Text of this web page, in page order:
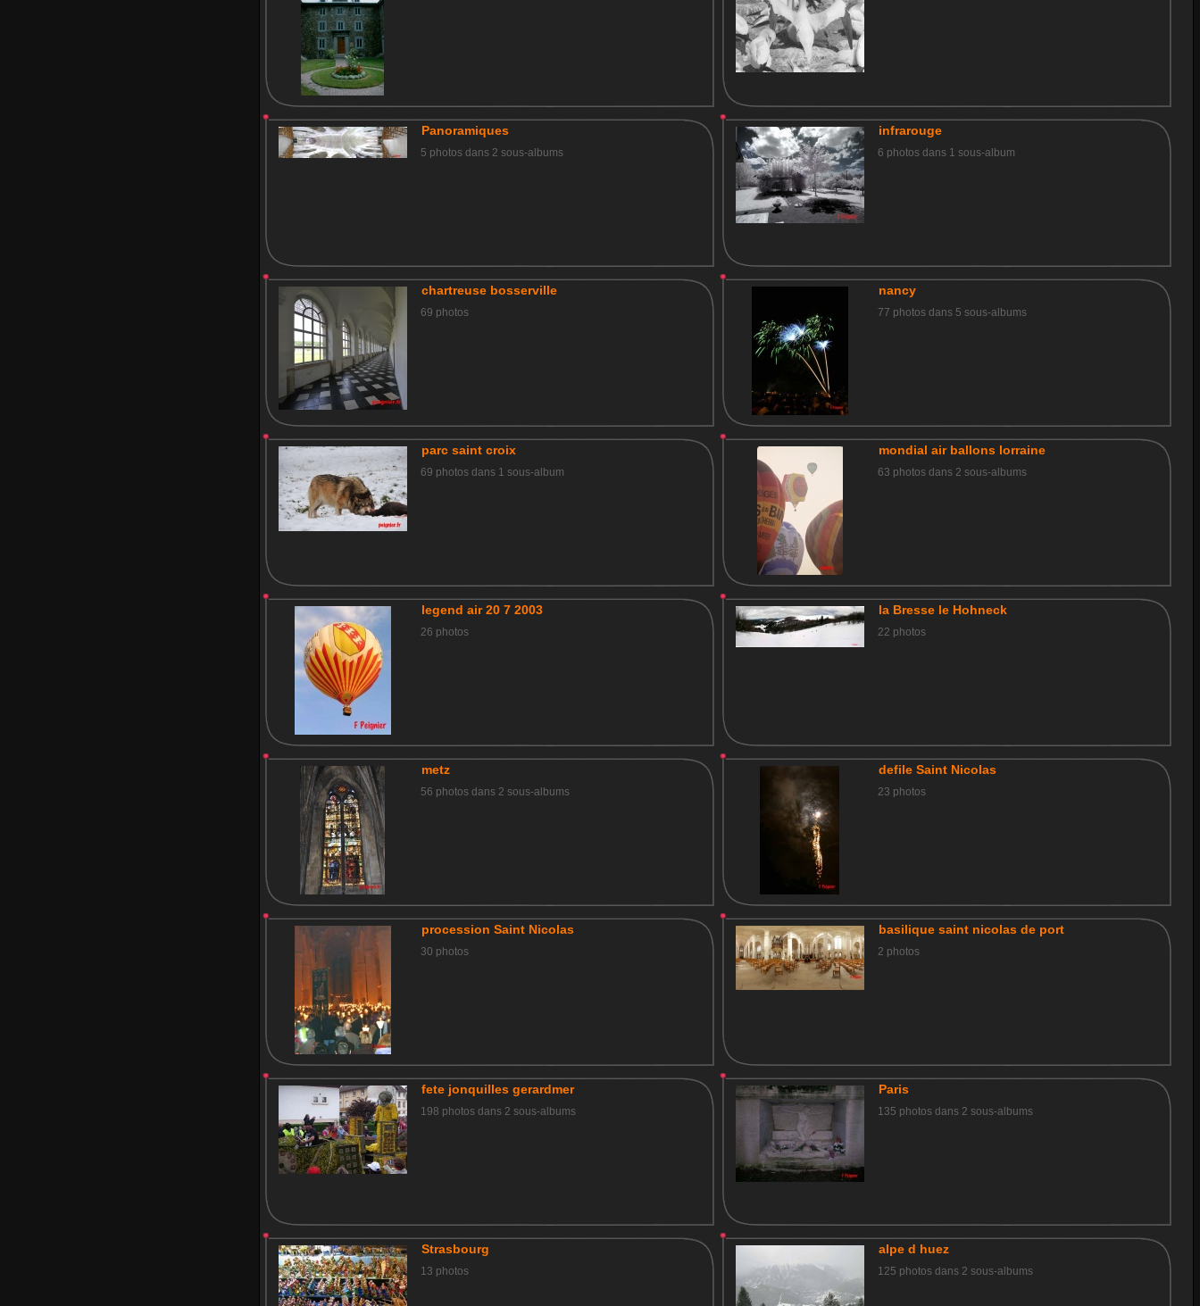
Panoramiques
5 photos dans 2 sous-albums
infrarouge
6 photos dans 1 sous-album
chartreuse bosserville
69 photos
nancy
77 photos dans 5 sous-albums
parc saint croix
69 photos dans 1 sous-album
mondial air ballons lorraine
63 photos dans 2 sous-albums
legend air 20 7 2003
26 photos
la Bresse le Hohneck
22 photos
metz
56 photos dans 2 sous-albums
defile Saint Nicolas
23 photos
procession Saint Nicolas
30 photos
basilique saint nicolas de port
2 photos
fete jonquilles gerardmer
198 photos dans 2 sous-albums
Paris
135 photos dans 2 sous-albums
Strasbourg
13 photos
alpe d huez
125 photos dans 2 sous-albums